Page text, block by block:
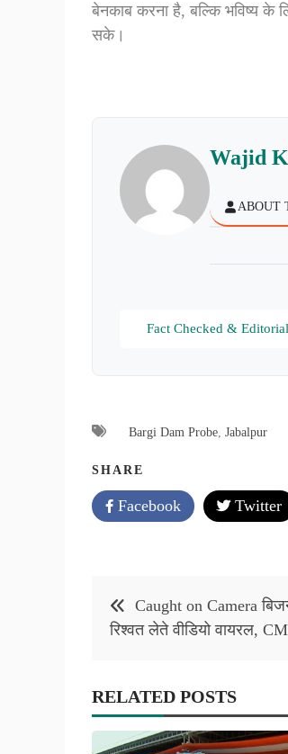
बेनकाब करना है, बल्कि भविष्य के
सके।
Wajid
ABOUT
Fact Checked &
Bargi Dam Probe Jabalpur
SHARE
Facebook Twitter
Post
navigation
Caught on Camera
रिश्वत लेते वीडियो वायरल,
RELATED POSTS